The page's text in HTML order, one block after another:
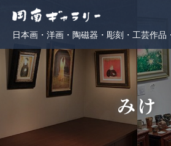
日本画・洋画・陶磁器・彫刻・工芸作品
みけ